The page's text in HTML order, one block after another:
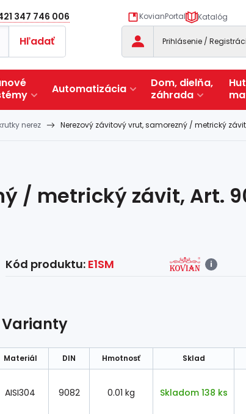
347 746 006 KovianPortal Katalóg
Hľadať Prihlásenie /
Automatizácia
Dom, dielňa,
záhrada
nerez Nerezový závitový vrut, samorezný / metrický
/ metrický závit, Art.
Kód produktu: E1SM i
Varianty
Materiál DIN Hmotnosť Sklad
AISI304 9082 0.01 kg Skladom 138 ks